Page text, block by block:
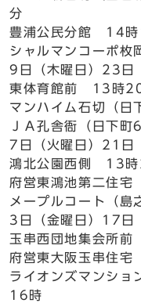
分
豊浦公民分館 14
シャルマンコーポ
9日（木曜日）23日
東体育館前 13時
マンハイム石切（
ＪＡ孔舎衙（日下
7日（火曜日）21日
鴻北公園西側 13
府営東鴻池第二住
メープルコート（
3日（金曜日）17日
玉串西団地集会所
府営東大阪玉串住
ライオンズマンシ
16時